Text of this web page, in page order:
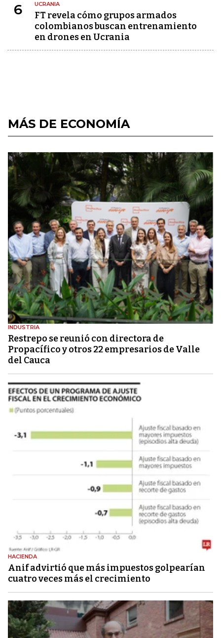
6 UCRANIA
FT revela cómo grupos armados
colombianos buscan entrenamiento
en drones en Ucrania
MÁS DE ECONOMÍA
INDUSTRIA
Restrepo se reunió con directora de
Propacífico y otros 22 empresarios de Valle
del Cauca
HACIENDA
Anif advirtió que más impuestos golpearían
cuatro veces más el crecimiento